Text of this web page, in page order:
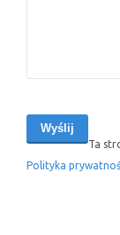
Ta
Polityka